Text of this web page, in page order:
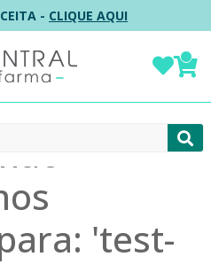
- CLIQUE AQUI
'test-